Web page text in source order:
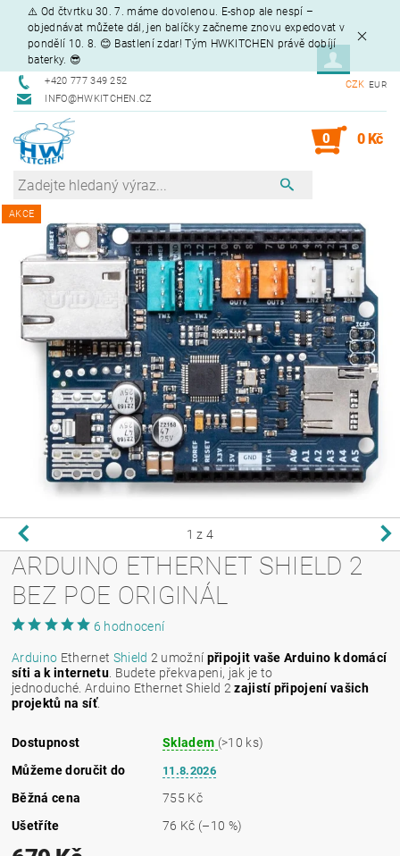
⚠️ Od čtvrtku 30. 7. máme dovolenou. E-shop ale nespí –
objednávat můžete dál, jen balíčky začneme znovu expedovat v
pondělí 10. 8. 😊 Bastlení zdar! Tým HWKITCHEN právě dobíjí
baterky. 😎
+420 777 349 252
INFO@HWKITCHEN.CZ
CZK EUR
0 0 Kč
AKCE
1 z 4
ARDUINO ETHERNET SHIELD 2
BEZ POE ORIGINÁL
6 hodnocení
Arduino Ethernet Shield 2 umožní připojit vaše Arduino k domácí
síti a k internetu. Budete překvapeni, jak je to
jednoduché. Arduino Ethernet Shield 2zajistí připojení vašich
projektů na síť.
Dostupnost Skladem (>10 ks)
Můžeme doručit do
11.8.2026
Běžná cena
755 Kč
Ušetříte
76 Kč (–10 %)